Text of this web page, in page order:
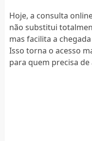
Hoje, a consulta
não substitui
mas facilita a
Isso torna o acesso
para quem precisa de